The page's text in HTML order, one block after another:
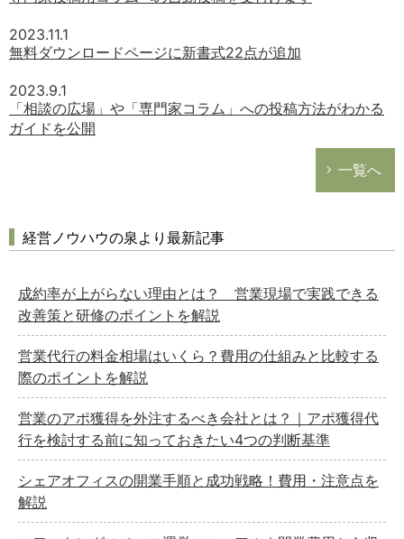
2023.11.1
無料ダウンロードページに新書式22点が追加
2023.9.1
「相談の広場」や「専門家コラム」への投稿方法がわかる
ガイドを公開
一覧へ
経営ノウハウの泉より最新記事
成約率が上がらない理由とは？ 営業現場で実践できる
改善策と研修のポイントを解説
営業代行の料金相場はいくら？費用の仕組みと比較する
際のポイントを解説
営業のアポ獲得を外注するべき会社とは？｜アポ獲得代
行を検討する前に知っておきたい4つの判断基準
シェアオフィスの開業手順と成功戦略！費用・注意点を
解説